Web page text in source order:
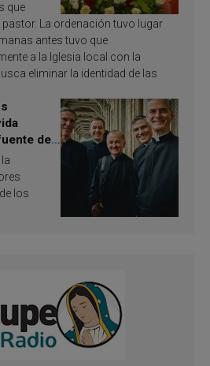
que
pastor. La ordenación tuvo lugar
antes tuvo que
a la Iglesia local con la
eliminar la identidad de las
de
los